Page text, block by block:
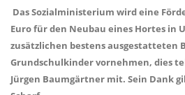
Das Sozialministerium wird eine
Euro für den Neubau eines Hortes in
zusätzlichen bestens ausgestatteten
Grundschulkinder vornehmen, dies
Jürgen Baumgärtner mit. Sein Dank